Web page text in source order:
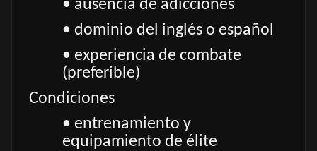
• ausencia de adicciones
• dominio del inglés o español
• experiencia de combate
(preferible)
Condiciones
• entrenamiento y
equipamiento de élite